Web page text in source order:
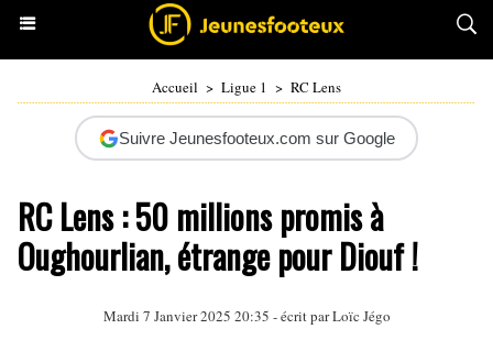
Accueil > Ligue 1 > RC Lens
Suivre Jeunesfooteux.com sur Google
RC Lens : 50 millions promis à
Oughourlian, étrange pour Diouf !
Mardi 7 Janvier 2025 20:35 - écrit parLoïc Jégo